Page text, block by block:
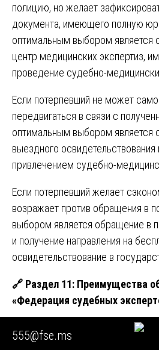
полицию, но желает
документа, имеющего полную
оптимальным выбором является
центр медицинских экспертиз,
проведение судебно-
Если потерпевший не может
передвигаться в связи с
оптимальным выбором является
выездного
привлечением судебно-
Если потерпевший желает
возражает против обращения в
выбором является обращение в
и получение направления на
освидетельствование в
🔗 Раздел 11: Преимущества
«Федерация судебных
Обращение в Союз «Федерация
для проведения судебно-
555@fse.ms